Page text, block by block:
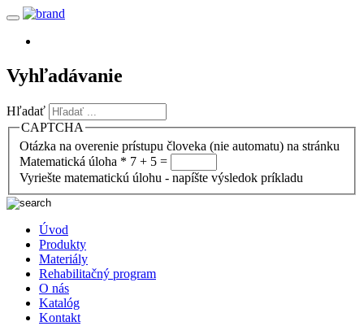
Vyhľadávanie
Hľadať
CAPTCHA
Otázka na overenie prístupu človeka (nie automatu) na stránku
Matematická úloha * 7 + 5 =
Vyriešte matematickú úlohu - napíšte výsledok príkladu
Úvod
Produkty
Materiály
Rehabilitačný program
O nás
Katalóg
Kontakt